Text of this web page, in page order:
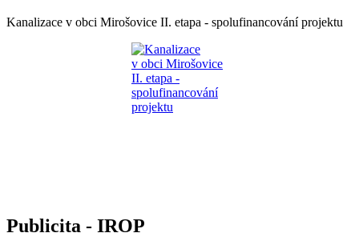
Kanalizace v obci Mirošovice II. etapa - spolufinancování projektu
Publicita - IROP